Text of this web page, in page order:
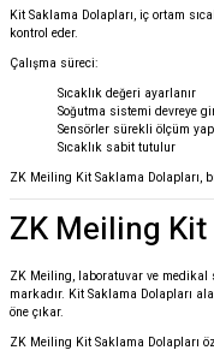
Kit Saklama Dolapları, iç ortam
kontrol eder.
Çalışma süreci:
Sıcaklık değeri ayarlanır
Soğutma sistemi devreye
Sensörler sürekli ölçüm
Sıcaklık sabit tutulur
ZK Meiling Kit Saklama Dolapları,
ZK Meiling Kit
ZK Meiling, laboratuvar ve medikal
markadır. Kit Saklama Dolapları
öne çıkar.
ZK Meiling Kit Saklama Dolapları